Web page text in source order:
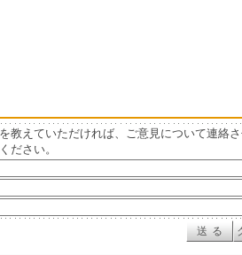
教えていただければ、ご意見について連絡
ださい。